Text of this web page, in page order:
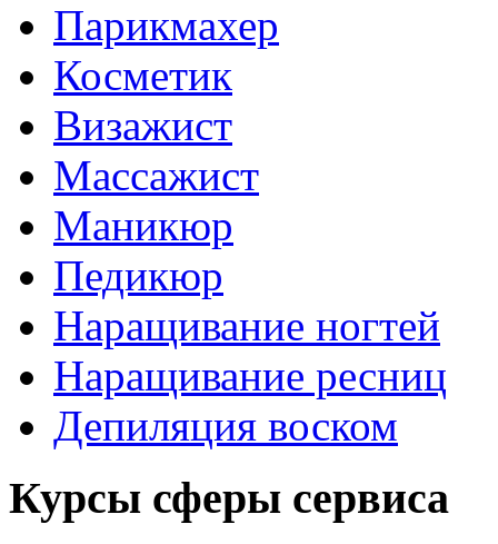
Парикмахер
Косметик
Визажист
Массажист
Маникюр
Педикюр
Наращивание ногтей
Наращивание ресниц
Депиляция воском
Курсы сферы сервиса